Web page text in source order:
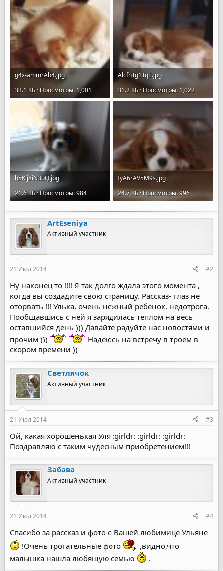
g4x-ammrAb4.jpg
33.1 КБ · Просмотры: 1,001
AlcfhTg1TqE.jpg
31.2 КБ · Просмотры: 1,022
h5Kij8iN3uQ.jpg
21.6 КБ · Просмотры: 984
IyA6rAV5M9s.jpg
24.7 КБ · Просмотры: 996
ArtEseniya
Активный участник
21 Июл 2014 #2
Ну наконец то !!!! Я так долго ждала этого момента ,
когда вы создадите свою страницу. Рассказ- глаз не
оторвать !!! Улька, очень нежный ребёнок, недотрога.
Пообщавшись с ней я зарядилась теплом на весь
оставшийся день ))) Давайте радуйте нас новостями и
прочим )))
Надеюсь на встречу в троём в
скором времени ))
Светлячок
Активный участник
21 Июл 2014 #3
Ой, какая хорошенькая Уля :girldr: :girldr: :girldr:
Поздравляю с таким чудесным приобретением!!!
Забава
Активный участник
21 Июл 2014 #4
Спасибо за рассказ и фото о Вашей любимице Ульяне
!Очень трогательные фото
,видно,что
малышка нашла любящую семью
.